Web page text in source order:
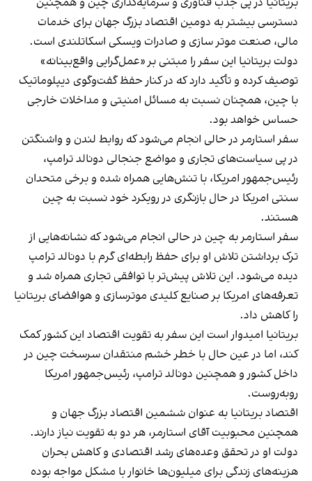
دسترسی بیشتر به دومین اقتصاد بزرگ جهان برای خدمات
مالی، صنعت موتر سازی و صادرات ویسکی اسکاتلندی است.
دولت بریتانیا این سفر را مبتنی بر «عمل‌گرایی واقع‌بینانه»
توصیف کرده و تأکید دارد که در کنار حفظ گفت‌وگوی دیپلوماتیک
با چین، همچنان نسبت به مسائل امنیتی و مداخلات خارجی
حساس خواهد بود.
سفر استارمر در حالی انجام می‌شود که روابط لندن و واشنگتن
در پی سیاست‌های تجاری و مواضع جنجالی دونالد ترامپ،
رئیس‌جمهور امریکا، با تنش‌هایی همراه شده و برخی متحدان
سنتی امریکا در حال بازنگری در رویکرد خود نسبت به چین
هستند.
سفر استارمر به چین در حالی انجام می‌شود که نشانه‌هایی از
ترک برداشتن تلاش او برای حفظ رابطه‌ای گرم با دونالد ترامپ
دیده می‌شود. این تلاش پیش‌تر با توافقی تجاری همراه شد و
تعرفه‌های امریکا بر صنایع کلیدی موترسازی و هوافضای بریتانیا
را کاهش داد.
بریتانیا امیدوار است این سفر به تقویت اقتصاد این کشور کمک
کند، اما در عین حال با خطر خشم منتقدان سرسخت چین در
داخل کشور و همچنین دونالد ترامپ، رئیس‌جمهور امریکا
روبه‌روست.
اقتصاد بریتانیا به عنوان ششمین اقتصاد بزرگ جهان و
همچنین محبوبیت آقای استارمر، هر دو به تقویت نیاز دارند.
دولت او در تحقق وعده‌های رشد اقتصادی و کاهش بحران
هزینه‌های زندگی برای میلیون‌ها خانوار با مشکل مواجه بوده